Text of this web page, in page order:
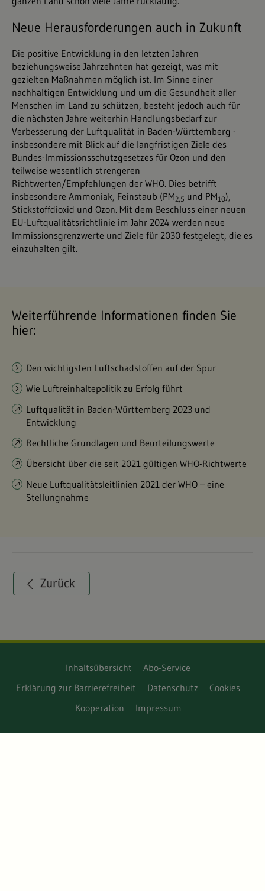
Neue Herausforderungen auch in Zukunft
Die positive Entwicklung in den letzten Jahren
beziehungsweise Jahrzehnten hat gezeigt, was mit
gezielten Maßnahmen möglich ist. Im Sinne einer
nachhaltigen Entwicklung und um die Gesundheit aller
Menschen im Land zu schützen, besteht jedoch auch für
die nächsten Jahre weiterhin Handlungsbedarf zur
Verbesserung der Luftqualität in Baden-Württemberg -
insbesondere mit Blick auf die langfristigen Ziele des
Bundes-Immissionsschutzgesetzes für Ozon und den
teilweise wesentlich strengeren
Richtwerten/Empfehlungen der WHO. Dies betrifft
insbesondere Ammoniak, Feinstaub (PM2,5 und PM10),
Stickstoffdioxid und Ozon. Mit dem Beschluss einer neuen
EU-Luftqualitätsrichtlinie im Jahr 2024 werden neue
Immissionsgrenzwerte und Ziele für 2030 festgelegt, die es
einzuhalten gilt.
Weiterführende Informationen finden Sie
hier:
Den wichtigsten Luftschadstoffen auf der Spur
Wie Luftreinhaltepolitik zu Erfolg führt
Luftqualität in Baden-Württemberg 2023 und
Entwicklung
Rechtliche Grundlagen und Beurteilungswerte
Übersicht über die seit 2021 gültigen WHO-Richtwerte
Neue Luftqualitätsleitlinien 2021 der WHO – eine
Stellungnahme
Inhaltsübersicht
Abo-Service
Erklärung zur Barrierefreiheit
Datenschutz
Cookies
Kooperation
Impressum